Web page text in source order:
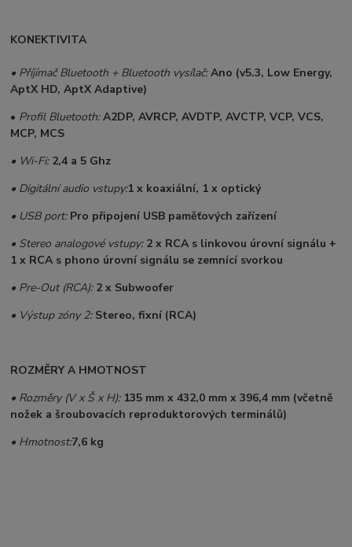
KONEKTIVITA
• Příjímač Bluetooth + Bluetooth vysílač:Ano (v5.3, Low Energy,
AptX HD, AptX Adaptive)
• Profil Bluetooth:A2DP, AVRCP, AVDTP, AVCTP, VCP, VCS,
MCP, MCS
• Wi-Fi:2,4 a 5 Ghz
• Digitální audio vstupy:1 x koaxiální, 1 x optický
• USB port: Pro připojení USB paměťových zařízení
• Stereo analogové vstupy:2 x RCA s linkovou úrovní signálu +
1 x RCA s phono úrovní signálu se zemnící svorkou
• Pre-Out (RCA):2 x Subwoofer
• Výstup zóny 2:Stereo, fixní (RCA)
ROZMĚRY A HMOTNOST
• Rozměry (V x Š x H):135 mm x 432,0 mm x 396,4 mm (včetně
nožek a šroubovacích reproduktorových terminálů)
• Hmotnost:7,6 kg